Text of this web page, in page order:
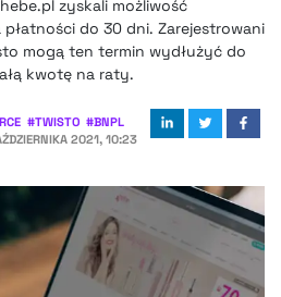
zyskali możliwość
do 30 dni. Zarejestrowani
mogą ten termin wydłużyć do
kwotę na raty.
#TWISTO #BNPL
2021, 10:23